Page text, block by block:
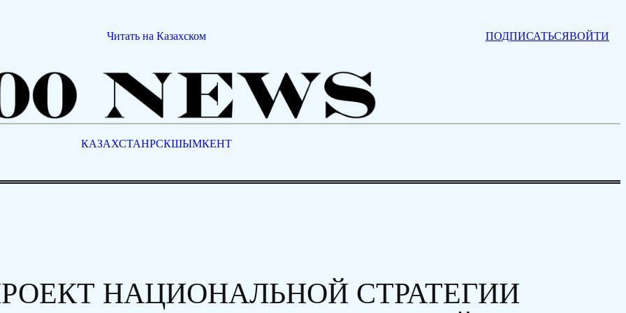
Читать на Казахском ПОДПИСАТЬСЯВОЙТИ
КАЗАХСТАНРСКШЫМКЕНТ
НАЦИОНАЛЬНОЙ СТРАТЕГИИ